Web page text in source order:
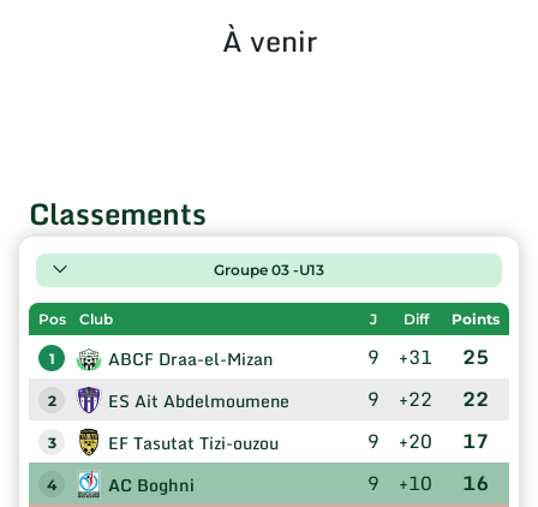
À venir
Classements
Groupe 03 -U13
Pos Club J Diff Points
1 ABCF Draa-el-Mizan 9 +31 25
2 ES Ait Abdelmoumene 9 +22 22
3 EF Tasutat Tizi-ouzou 9 +20 17
4 AC Boghni 9 +10 16